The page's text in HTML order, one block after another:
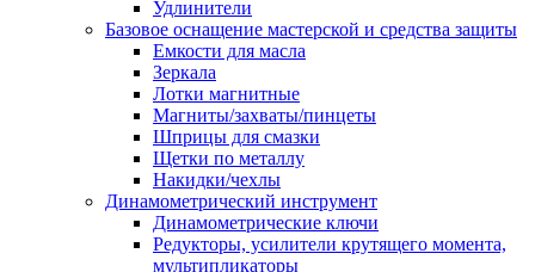
Удлинители
Базовое оснащение мастерской и средства защиты
Емкости для масла
Зеркала
Лотки магнитные
Магниты/захваты/пинцеты
Шприцы для смазки
Щетки по металлу
Накидки/чехлы
Динамометрический инструмент
Динамометрические ключи
Редукторы, усилители крутящего момента,
мультипликаторы